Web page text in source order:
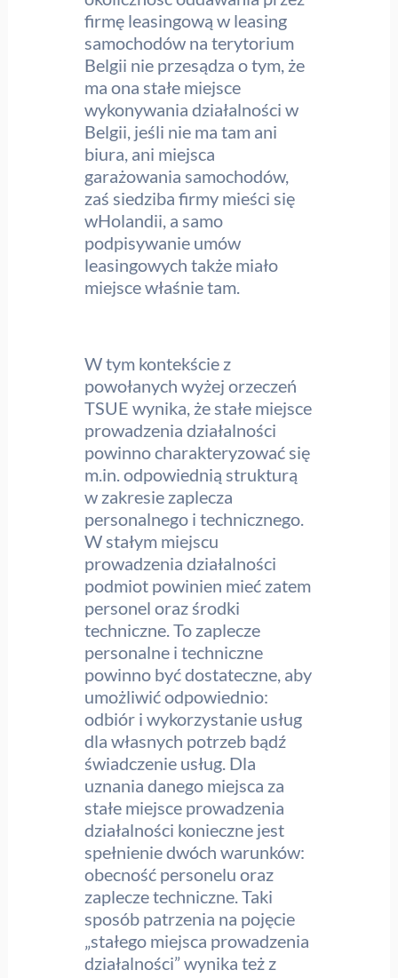
firmę leasingową w leasing
samochodów na terytorium
Belgii nie przesądza o tym, że
ma ona stałe miejsce
wykonywania działalności w
Belgii, jeśli nie ma tam ani
biura, ani miejsca
garażowania samochodów,
zaś siedziba firmy mieści się
wHolandii, a samo
podpisywanie umów
leasingowych także miało
miejsce właśnie tam.
W tym kontekście z
powołanych wyżej orzeczeń
TSUE wynika, że stałe miejsce
prowadzenia działalności
powinno charakteryzować się
m.in. odpowiednią strukturą
w zakresie zaplecza
personalnego i technicznego.
W stałym miejscu
prowadzenia działalności
podmiot powinien mieć zatem
personel oraz środki
techniczne. To zaplecze
personalne i techniczne
powinno być dostateczne, aby
umożliwić odpowiednio:
odbiór i wykorzystanie usług
dla własnych potrzeb bądź
świadczenie usług. Dla
uznania danego miejsca za
stałe miejsce prowadzenia
działalności konieczne jest
spełnienie dwóch warunków:
obecność personelu oraz
zaplecze techniczne. Taki
sposób patrzenia na pojęcie
„stałego miejsca prowadzenia
działalności” wynika też z